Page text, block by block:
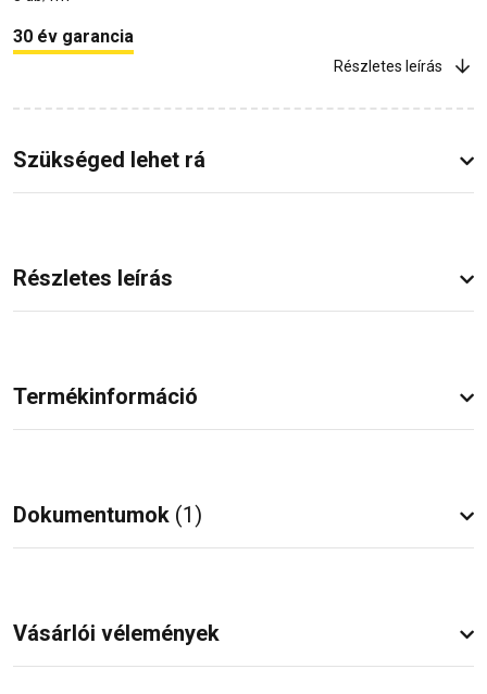
30 év garancia
Részletes leírás
Szükséged lehet rá
Részletes leírás
Termékinformáció
Dokumentumok (1)
Vásárlói vélemények